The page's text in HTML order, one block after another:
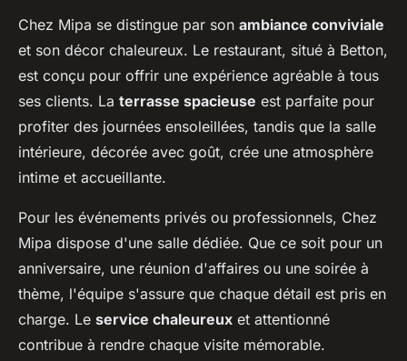
Chez Mipa se distingue par son ambiance conviviale
et son décor chaleureux. Le restaurant, situé à Betton,
est conçu pour offrir une expérience agréable à tous
ses clients. La terrasse spacieuse est parfaite pour
profiter des journées ensoleillées, tandis que la salle
intérieure, décorée avec goût, crée une atmosphère
intime et accueillante.
Pour les événements privés ou professionnels, Chez
Mipa dispose d'une salle dédiée. Que ce soit pour un
anniversaire, une réunion d'affaires ou une soirée à
thème, l'équipe s'assure que chaque détail est pris en
charge. Le service chaleureux et attentionné
contribue à rendre chaque visite mémorable.